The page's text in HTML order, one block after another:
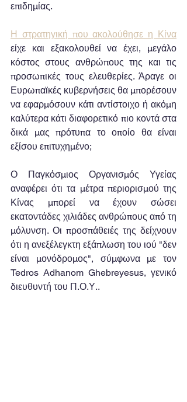
επιδημίας.
Η στρατηγική που ακολούθησε η Κίνα
είχε και εξακολουθεί να έχει, μεγάλο
κόστος στους ανθρώπους της και τις
προσωπικές τους ελευθερίες. Άραγε οι
Ευρωπαϊκές κυβερνήσεις θα μπορέσουν
να εφαρμόσουν κάτι αντίστοιχο ή ακόμη
καλύτερα κάτι διαφορετικό πιο κοντά στα
δικά μας πρότυπα το οποίο θα είναι
εξίσου επιτυχημένο;
Ο Παγκόσμιος Οργανισμός Υγείας
αναφέρει ότι τα μέτρα περιορισμού της
Κίνας μπορεί να έχουν σώσει
εκατοντάδες χιλιάδες ανθρώπους από τη
μόλυνση. Οι προσπάθειές της δείχνουν
ότι η ανεξέλεγκτη εξάπλωση του ιού "δεν
είναι μονόδρομος", σύμφωνα με τον
Tedros Adhanom Ghebreyesus, γενικό
διευθυντή του Π.Ο.Υ..